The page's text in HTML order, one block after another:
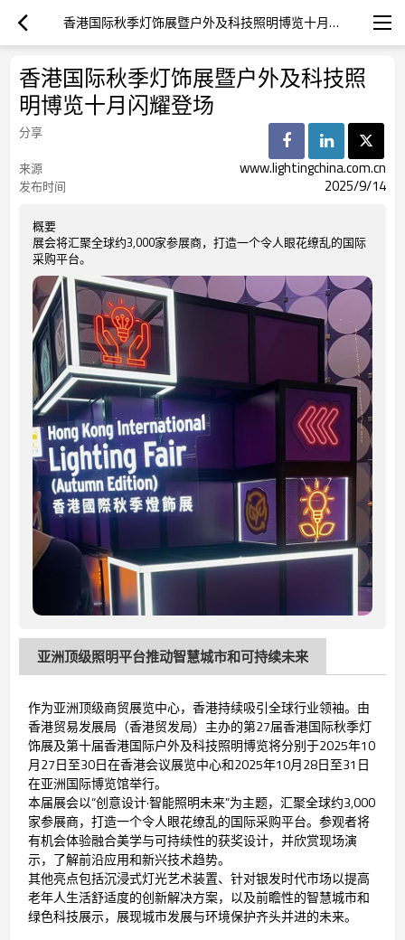
香港国际秋季灯饰展暨户外及科技照明博览十月闪耀登场
香港国际秋季灯饰展暨户外及科技照
明博览十月闪耀登场
分享
来源
www.lightingchina.com.cn
发布时间 2025/9/14
概要
展会将汇聚全球约3,000家参展商，打造一个令人眼花缭乱的国际
采购平台。
亚洲顶级照明平台推动智慧城市和可持续未来
作为亚洲顶级商贸展览中心，香港持续吸引全球行业领袖。由
香港贸易发展局（香港贸发局）主办的第27届香港国际秋季灯
饰展及第十届香港国际户外及科技照明博览将分别于2025年10
月27日至30日在香港会议展览中心和2025年10月28日至31日
在亚洲国际博览馆举行。
本届展会以“创意设计·智能照明未来”为主题，汇聚全球约3,000
家参展商，打造一个令人眼花缭乱的国际采购平台。参观者将
有机会体验融合美学与可持续性的获奖设计，并欣赏现场演
示，了解前沿应用和新兴技术趋势。
其他亮点包括沉浸式灯光艺术装置、针对银发时代市场以提高
老年人生活舒适度的创新解决方案，以及前瞻性的智慧城市和
绿色科技展示，展现城市发展与环境保护齐头并进的未来。